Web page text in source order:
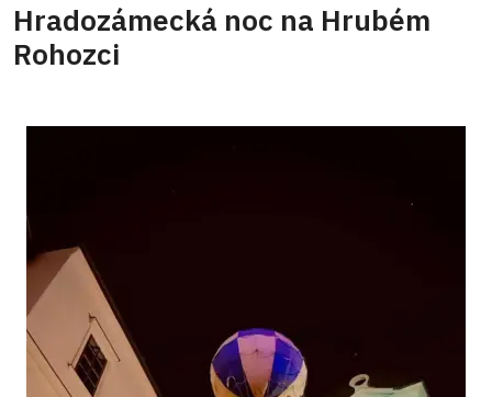
Hradozámecká noc na Hrubém
Rohozci